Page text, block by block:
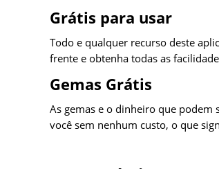
Grátis para usar
Todo e qualquer recurso deste
frente e obtenha todas as
Gemas Grátis
As gemas e o dinheiro que podem
você sem nenhum custo, o que